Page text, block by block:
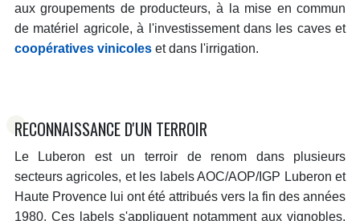
aux groupements de producteurs, à la mise en commun
de matériel agricole, à l'investissement dans les caves et
coopératives vinicoleset dans l'irrigation.
RECONNAISSANCE D'UN TERROIR
Le Luberon est un terroir de renom dans plusieurs
secteurs agricoles, et les labels AOC/AOP/IGP Luberon et
Haute Provence lui ont été attribués vers la fin des années
1980. Ces labels s'appliquent notamment aux vignobles,